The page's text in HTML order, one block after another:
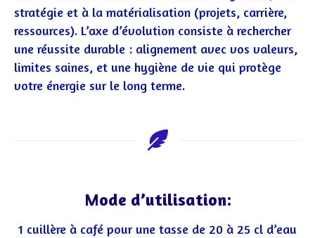
stratégie et à la matérialisation (projets, carrière,
ressources). L’axe d’évolution consiste à rechercher
une réussite durable : alignement avec vos valeurs,
limites saines, et une hygiène de vie qui protège
votre énergie sur le long terme.
Mode d’utilisation:
1 cuillère à café pour une tasse de 20 à 25 cl d’eau